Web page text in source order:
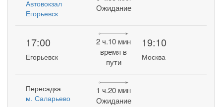
Автовокзал
Егорьевск
Ожидание
17:00
Егорьевск
2 ч.10 мин
время в
пути
19:10
Москва
Пересадка
м. Саларьево
1 ч.20 мин
Ожидание